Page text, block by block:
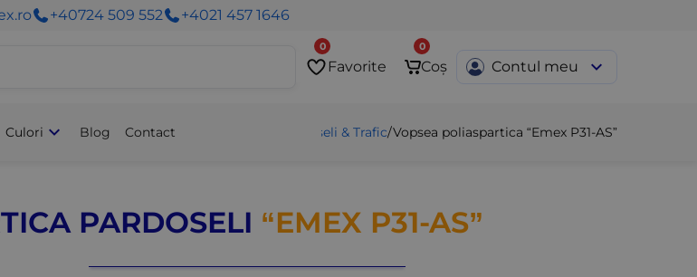
+40724 509 552 +4021 457 1646
0
Favorite
0
Coș Contul meu
Culori Blog Contact
Acasă/ Produse Vopsele Pardoseli & Trafic/Vopsea poliaspartica “Emex P31-AS”
PARDOSELI “EMEX P31-AS”